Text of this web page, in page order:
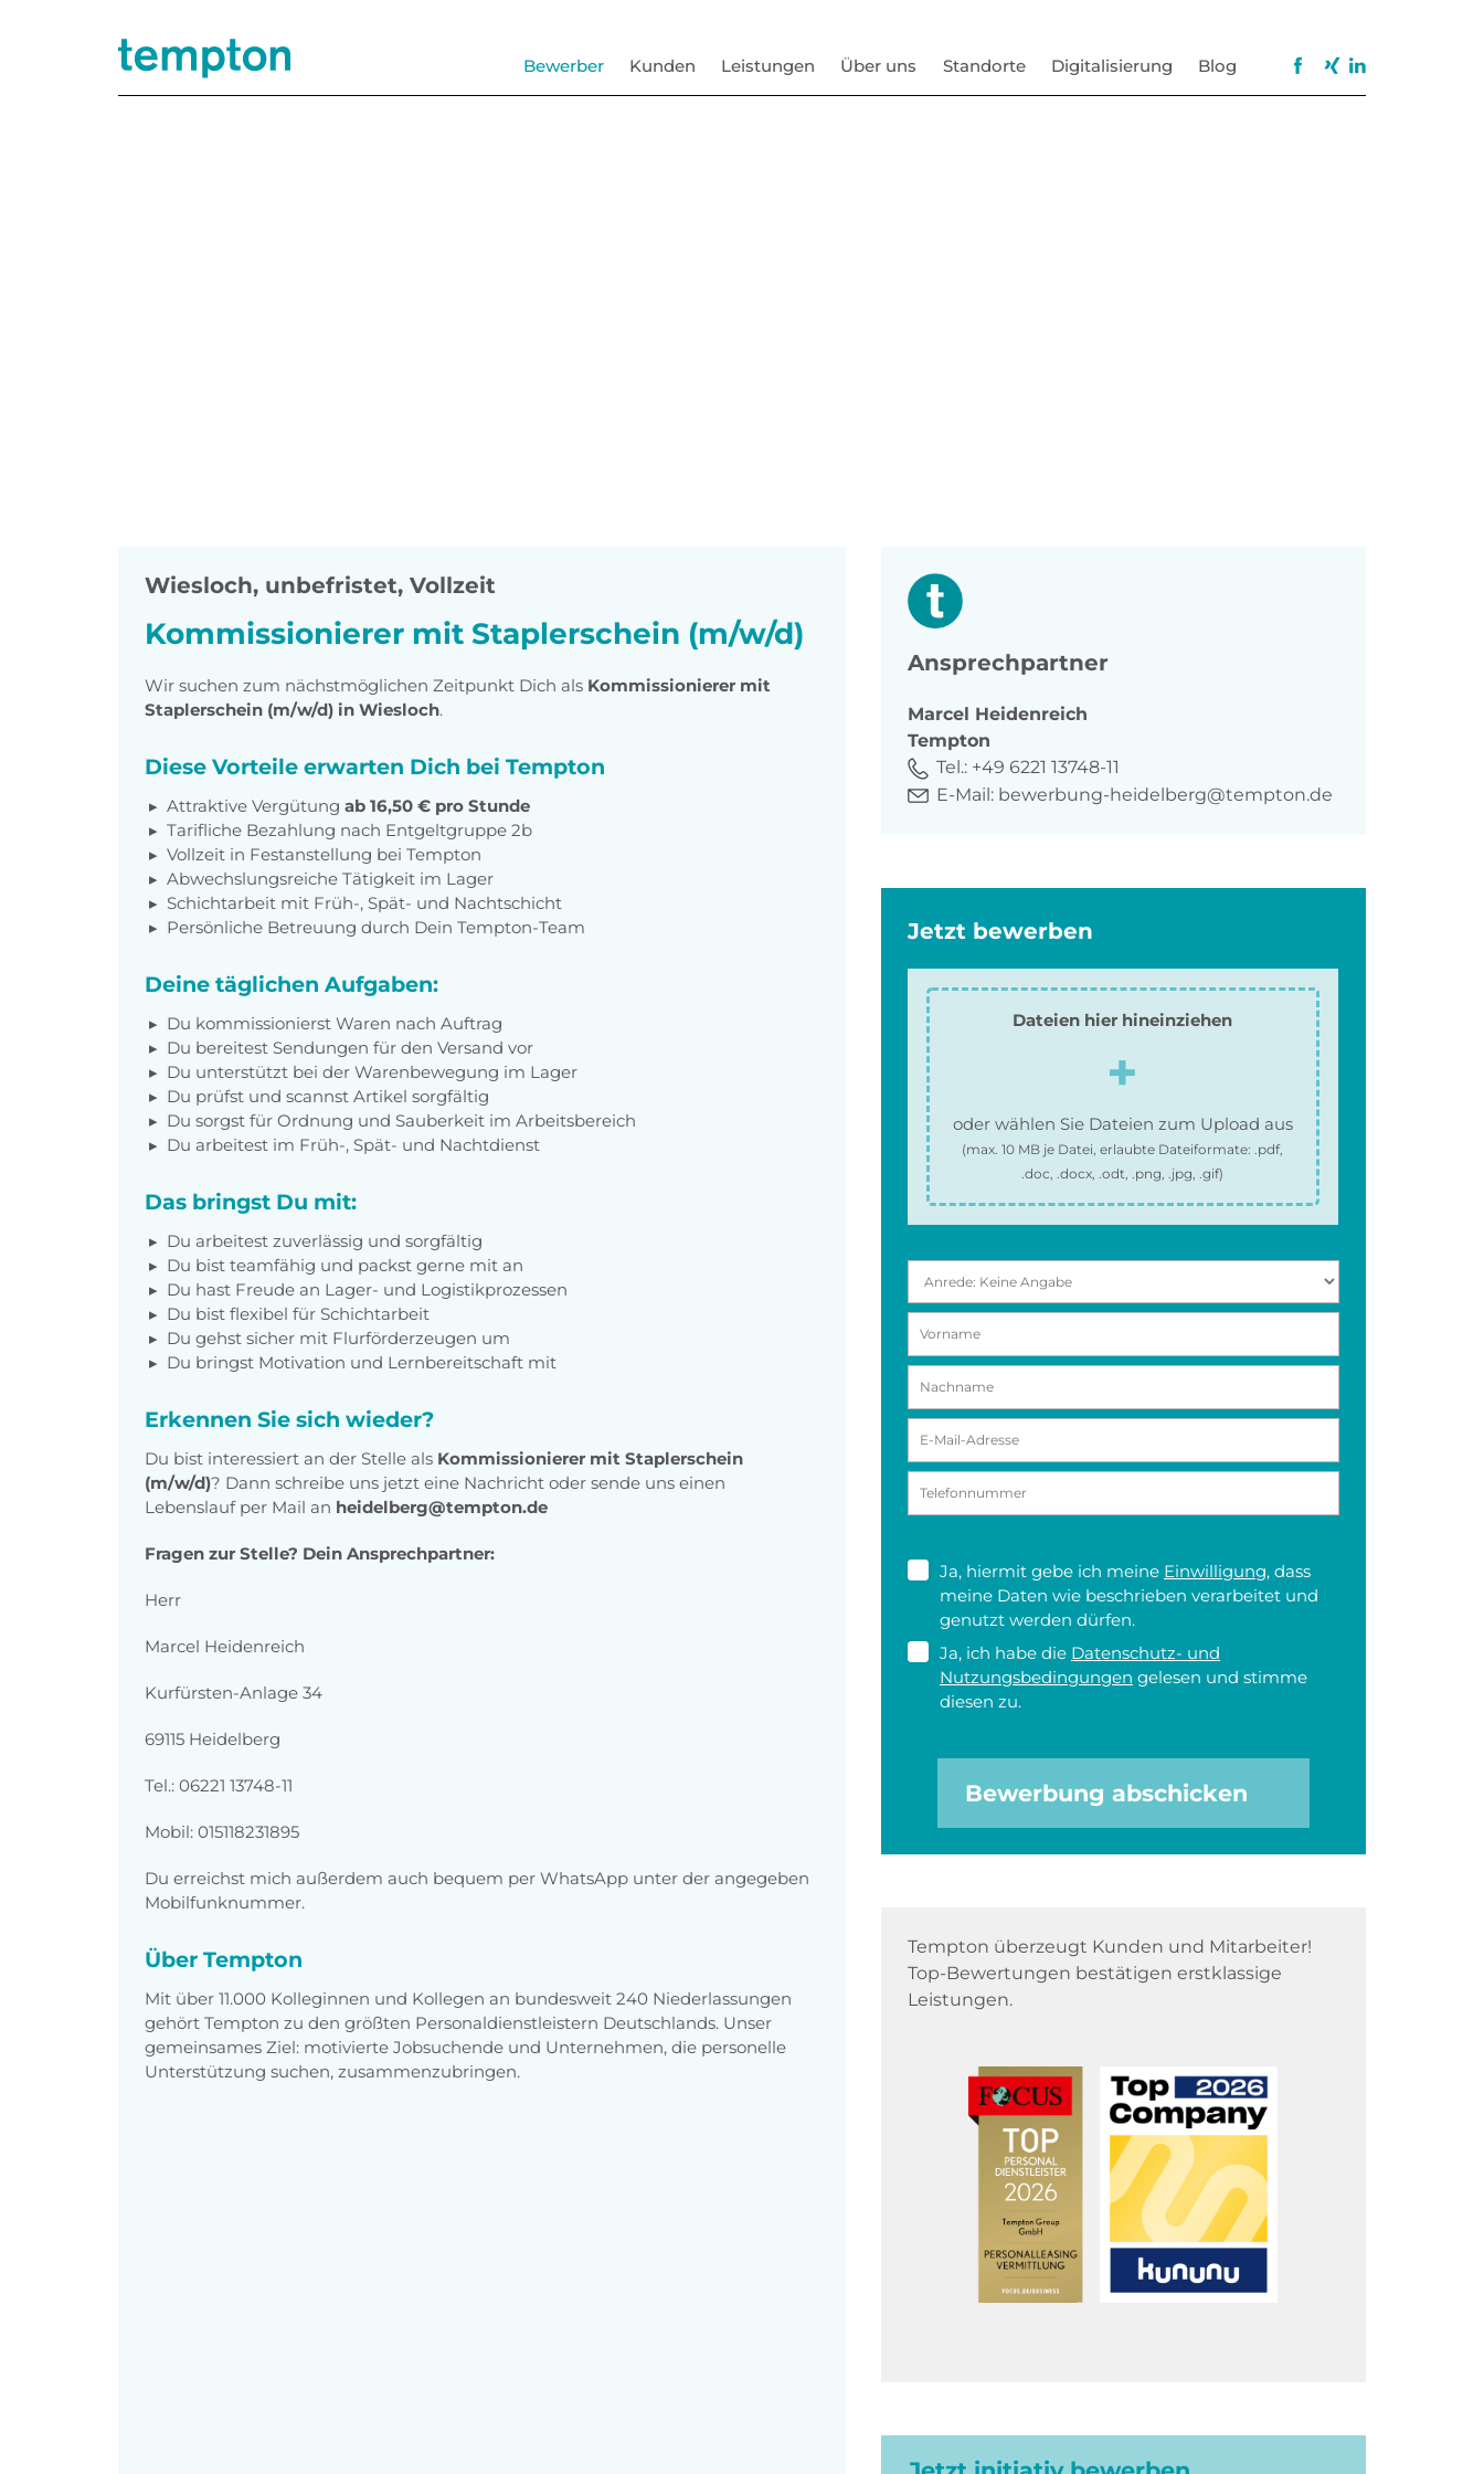
Bewerber Kunden Leistungen Über uns Standorte Digitalisierung Blog
Wiesloch, unbefristet, Vollzeit
Kommissionierer mit Staplerschein (m/w/d)
Wir suchen zum nächstmöglichen Zeitpunkt Dich als Kommissionierer mit
Staplerschein (m/w/d) in Wiesloch.
Diese Vorteile erwarten Dich bei Tempton
Attraktive Vergütung ab 16,50 € pro Stunde
Tarifliche Bezahlung nach Entgeltgruppe 2b
Vollzeit in Festanstellung bei Tempton
Abwechslungsreiche Tätigkeit im Lager
Schichtarbeit mit Früh-, Spät- und Nachtschicht
Persönliche Betreuung durch Dein Tempton-Team
Deine täglichen Aufgaben:
Du kommissionierst Waren nach Auftrag
Du bereitest Sendungen für den Versand vor
Du unterstützt bei der Warenbewegung im Lager
Du prüfst und scannst Artikel sorgfältig
Du sorgst für Ordnung und Sauberkeit im Arbeitsbereich
Du arbeitest im Früh-, Spät- und Nachtdienst
Das bringst Du mit:
Du arbeitest zuverlässig und sorgfältig
Du bist teamfähig und packst gerne mit an
Du hast Freude an Lager- und Logistikprozessen
Du bist flexibel für Schichtarbeit
Du gehst sicher mit Flurförderzeugen um
Du bringst Motivation und Lernbereitschaft mit
Erkennen Sie sich wieder?
Du bist interessiert an der Stelle als Kommissionierer mit Staplerschein
(m/w/d)? Dann schreibe uns jetzt eine Nachricht oder sende uns einen
Lebenslauf per Mail an heidelberg@tempton.de
Fragen zur Stelle? Dein Ansprechpartner:
Herr
Marcel Heidenreich
Kurfürsten-Anlage 34
69115 Heidelberg
Tel.: 06221 13748-11
Mobil: 015118231895
Du erreichst mich außerdem auch bequem per WhatsApp unter der angegeben
Mobilfunknummer.
Über Tempton
Mit über 11.000 Kolleginnen und Kollegen an bundesweit 240 Niederlassungen
gehört Tempton zu den größten Personaldienstleistern Deutschlands. Unser
gemeinsames Ziel: motivierte Jobsuchende und Unternehmen, die personelle
Unterstützung suchen, zusammenzubringen.
Ansprechpartner
Marcel Heidenreich
Tempton
Tel.: +49 6221 13748-11
E-Mail: bewerbung-heidelberg@tempton.de
Jetzt bewerben
Dateien hier hineinziehen
oder wählen Sie Dateien zum Upload aus
(max.10 MB je Datei, erlaubte Dateiformate:.pdf,
.doc, .docx, .odt, .png, .jpg, .gif)
Ja, hiermit gebe ich meine Einwilligung, dass
meine Daten wie beschrieben verarbeitet und
genutzt werden dürfen.
Ja, ich habe die Datenschutz- und
Nutzungsbedingungen gelesen und stimme
diesen zu.
Bewerbung abschicken
Tempton überzeugt Kunden und Mitarbeiter!
Top-Bewertungen bestätigen erstklassige
Leistungen.